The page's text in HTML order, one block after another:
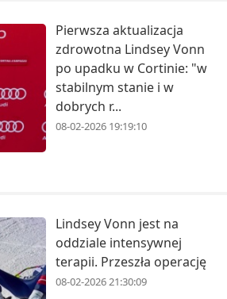
Pierwsza aktualizacja
zdrowotna Lindsey Vonn
po upadku w Cortinie: "w
stabilnym stanie i w
dobrych r...
08-02-2026 19:19:10
Lindsey Vonn jest na
oddziale intensywnej
terapii. Przeszła operację
08-02-2026 21:30:09